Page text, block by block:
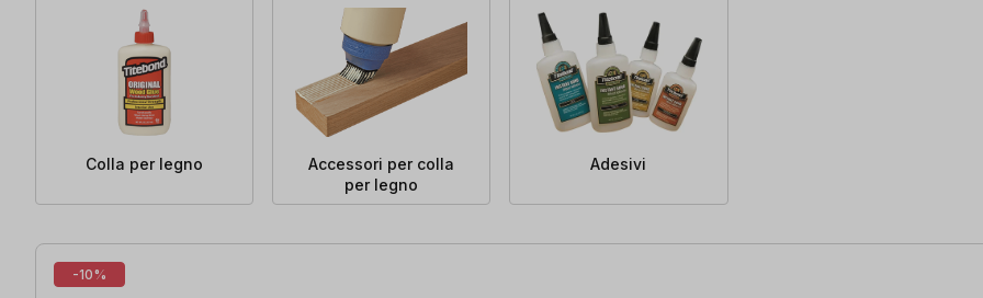
Colla per legno
Accessori per colla
per legno
Adesivi
51 articoli trovati
-10%